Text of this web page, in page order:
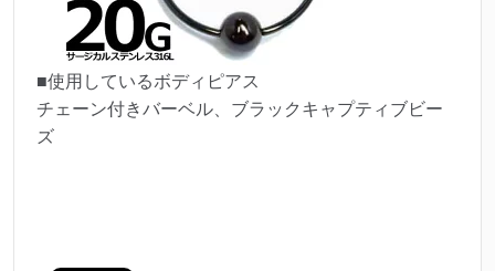
■使用しているボディピアス
チェーン付きバーベル、ブラックキャプティブビー
ズ